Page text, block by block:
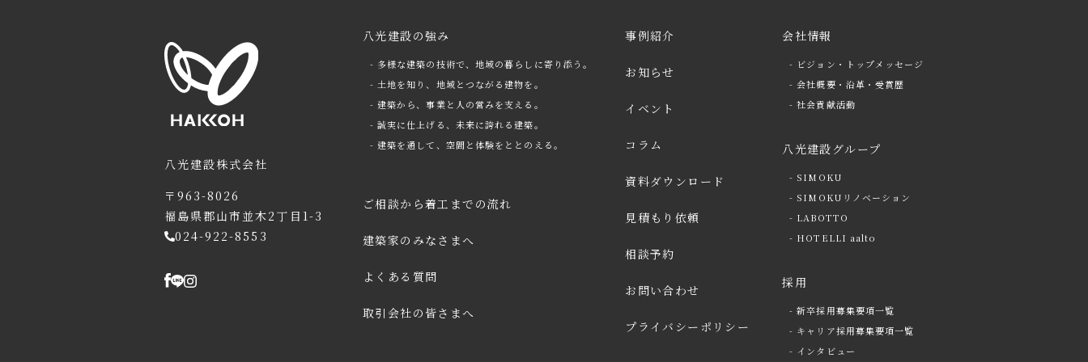
arrow
arrow
arrow
よくある質問
お問い合わせ
八光建設株式会社
〒963-8026
福島県郡山市並木2丁目1-3
024-922-8553
八光建設の強み
- 多様な建築の技術で、地域の暮らしに寄り添う。
- 土地を知り、地域とつながる建物を。
- 建築から、事業と人の営みを支える。
- 誠実に仕上げる、未来に誇れる建築。
- 建築を通して、空間と体験をととのえる。
会社情報
- ビジョン・トップメッセージ
- 会社概要・沿革・受賞歴
- 社会貢献活動
八光建設グループ
- SIMOKU
- SIMOKUリノベーション
- LABOTTO
- HOTELLI aalto
採用
- 新卒採用募集要項一覧
- キャリア採用募集要項一覧
- インタビュー
ご相談から着工までの流れ
建築家のみなさまへ
よくある質問
取引会社の皆さまへ
事例紹介
お知らせ
イベント
コラム
資料ダウンロード
見積もり依頼
相談予約
お問い合わせ
プライバシーポリシー